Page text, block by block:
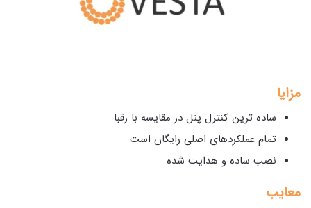
مزایا
ساده ترین کنترل پنل در مقایسه با رقبا
تمام عملکردهای اصلی رایگان است
نصب ساده و هدایت شده
معایب